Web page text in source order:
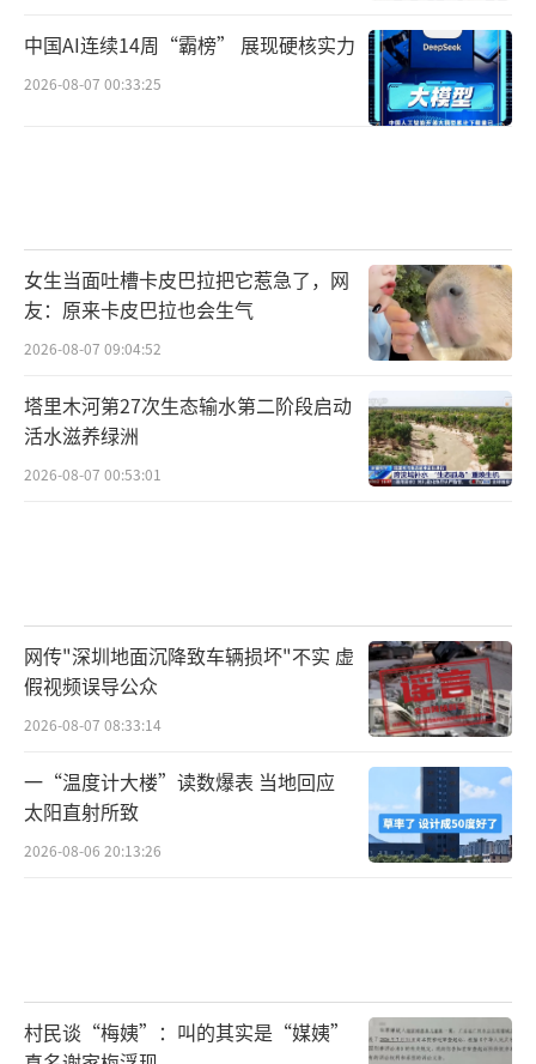
中国AI连续14周“霸榜” 展现硬核实力
2026-08-07 00:33:25
女生当面吐槽卡皮巴拉把它惹急了，网
友：原来卡皮巴拉也会生气
2026-08-07 09:04:52
塔里木河第27次生态输水第二阶段启动
活水滋养绿洲
2026-08-07 00:53:01
网传"深圳地面沉降致车辆损坏"不实 虚
假视频误导公众
2026-08-07 08:33:14
一“温度计大楼”读数爆表 当地回应
太阳直射所致
2026-08-06 20:13:26
村民谈“梅姨”：叫的其实是“媒姨”